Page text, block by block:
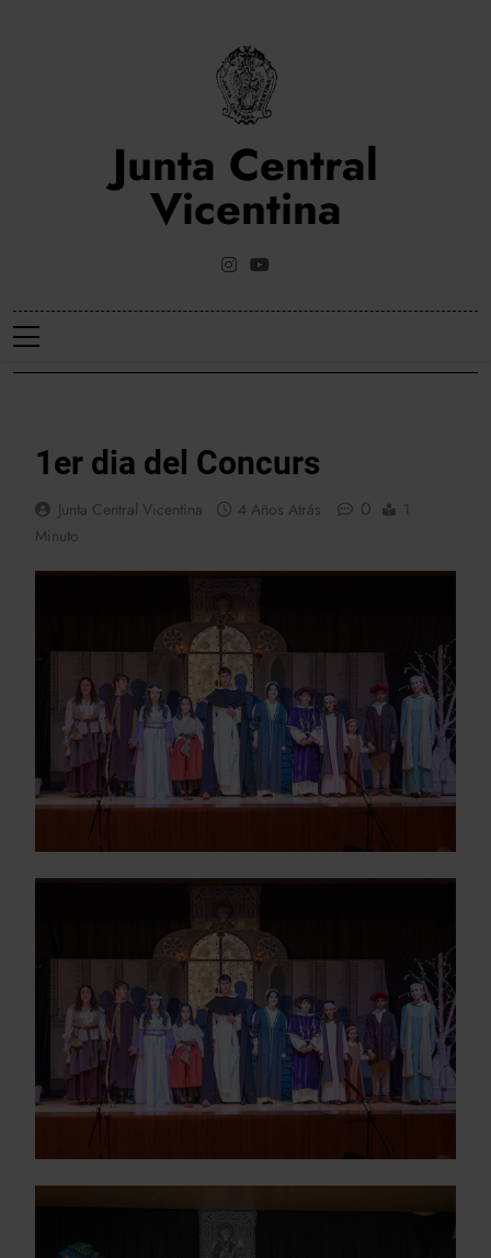
Junta Central
Vicentina
Web Oficial De La Junta Central Vicentina De Valencia
1er dia del Concurs
Junta Central Vicentina 4 Años Atrás 0
1
Minuto